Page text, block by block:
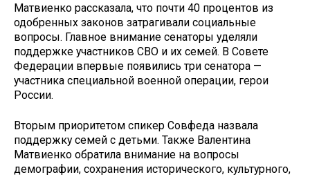
Матвиенко рассказала, что почти 40 процентов из
одобренных законов затрагивали социальные
вопросы. Главное внимание сенаторы уделяли
поддержке участников СВО и их семей. В Совете
Федерации впервые появились три сенатора —
участника специальной военной операции, герои
России.
Вторым приоритетом спикер Совфеда назвала
поддержку семей с детьми. Также Валентина
Матвиенко обратила внимание на вопросы
демографии, сохранения исторического, культурного,